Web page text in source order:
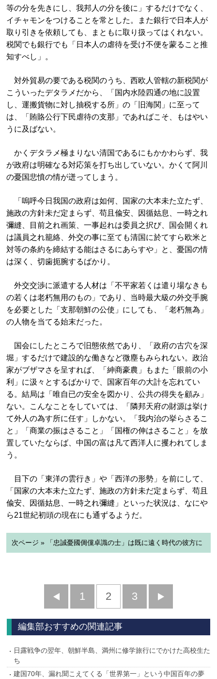
等の分を先きにし、我邦人の分を後に」するだけでなく、
イチャモンをつけることを常とした。また銀行で日本人が
取り引きを依頼しても、まともに取り扱ってはくれない。
税関でも銀行でも「日本人の虐待を受け不便を蒙ること推
知すべし」。
対外貿易の要である税関のうち、西欧人管轄の新税関が
こういったデタラメだから、「国内水陸四通の地に設置
し、運搬貨物に対し抽税する所」の「旧海関」に至って
は、「賄賂公行下民虐待の支那」であればこそ、もはやい
うに及ばない。
かくデタラメ極まりない清国であるにもかかわらず、我
が政府は明確なる対応策を打ち出していない。かくて阿川
の憂国悲憤の情が迸ってしまう。
「嗚呼今日我国の政府は如何、国家の大本未た立たず、
施政の方針未だ定まらず、苟且偸安、因循姑息、一時之れ
彌縫、目前之れ画策、一事起れは委員之択び、国会開くれ
は議員之れ籠絡、外交の事に至ても清国に於てすら欧米と
対等の条約を締結する能はさるにあらすや」と、憂国の情
は深く、切歯扼腕するばかり。
外交交渉に派遣する人材は「不平家若くは遣り場なきも
の若くは老朽無用のもの」であり、当時最大級の外交手腕
を必要とした「支那朝鮮の公使」にしても、「老朽無為」
の人物を当てる始末だった。
国会にしたところで旧態依然であり、「政府の古穴を深
堀」するだけで建設的な働きなど微塵もみられない。政治
家がブザマさを呈すれば、「紳商豪農」もまた「眼前の小
利」に汲々とするばかりで、国家百年の大計を忘れてい
る。結局は「唯自已の安全を図かり、公共の得失を顧み」
ない。こんなことをしていては、「隣邦天府の財源は挙け
て外人の為す所に任す」しかない。「我内治の挙らさるこ
と」「商業の振はさること」「国権の伸はさること」を放
置していたならば、中国の富は凡て西洋人に攫われてしま
う。
目下の「東洋の雲行き」や「西洋の形勢」を前にして、
「国家の大本未た立たず、施政の方針未だ定まらず、苟且
偸安、因循姑息、一時之れ彌縫」といった状況は、なにや
ら21世紀初頭の現在にも通ずるようだ。
次ページ » 「忠誠憂國倜儻卓識の士」は既に遠く時代の彼方に
前
へ
1 2 3
へ
編集部おすすめの関連記事
日露戦争の翌年、朝鮮半島、満州に修学旅行にでかけた高校生た
ち
建国70年、漏れ聞こえてくる「世界第一」という中国百年の夢